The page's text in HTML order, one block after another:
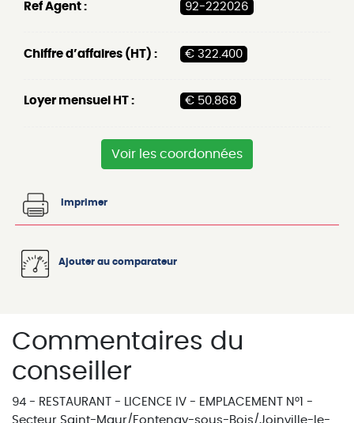
Ref Agent : 92-222026
Chiffre d’affaires (HT) : € 322.400
Loyer mensuel HT : € 50.868
Voir les coordonnées
Imprimer
Ajouter au comparateur
Commentaires du
conseiller
94 - RESTAURANT - LICENCE IV - EMPLACEMENT N°1 -
Secteur Saint-Maur/Fontenay-sous-Bois/Joinville-le-